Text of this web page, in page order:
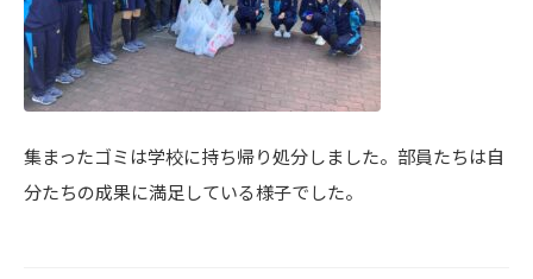
集まったゴミは学校に持ち帰り処分しました。部員たちは自
分たちの成果に満足している様子でした。